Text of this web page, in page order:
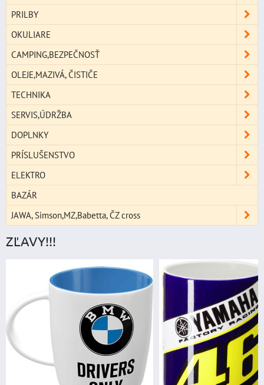
PRILBY
OKULIARE
CAMPING,BEZPEČNOSŤ
OLEJE,MAZIVÁ, ČISTIČE
TECHNIKA
SERVIS,ÚDRŽBA
DOPLNKY
PRÍSLUŠENSTVO
ELEKTRO
BAZÁR
JAWA, Simson,MZ,Babetta, ČZ cross
ZĽAVY!!!
digitálnym